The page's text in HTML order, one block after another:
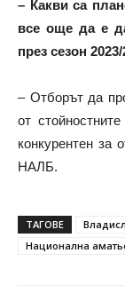
– Какви са
все още да е
през сезон
– Отборът да
от
конкурентен за
НАЛБ.
ТАГОВЕ
Национална